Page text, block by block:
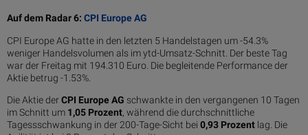
Auf dem Radar 6: CPI Europe AG
CPI Europe AG hatte in den letzten 5 Handelstagen um -54.3%
weniger Handelsvolumen als im ytd-Umsatz-Schnitt. Der beste Tag
war der Freitag mit 194.310 Euro. Die begleitende Performance der
Aktie betrug -1.53%.
Die Aktie derCPI Europe AG schwankte in den vergangenen 10 Tagen
im Schnitt um 1,05 Pro­zent, während die durchschnittliche
Tagessschwankung in der 200-Tage-Sicht bei 0,93 Prozent lag. Die